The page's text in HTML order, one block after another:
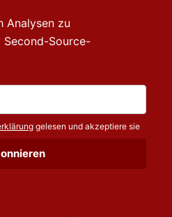
Analysen zu
Second-Source-
gelesen und akzeptiere sie